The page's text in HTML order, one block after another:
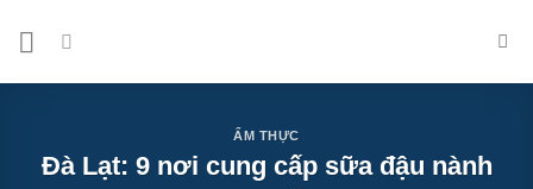
ẨM THỰC
Đà Lạt: 9 nơi cung cấp sữa đậu nành